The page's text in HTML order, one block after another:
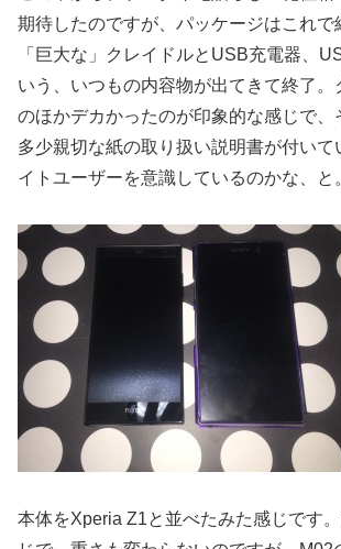
期待したのですが、パッケージはこれで
「巨大な」クレイドルとUSB充電器、
いう、いつもの内容物が出てきて終了。
のほかデカかったのが印象的な感じで、
多少親切な紙の取り扱い説明書が付いて
イトユーザーを意識しているのかな、と
本体をXperia Z1と並べたみた感じです